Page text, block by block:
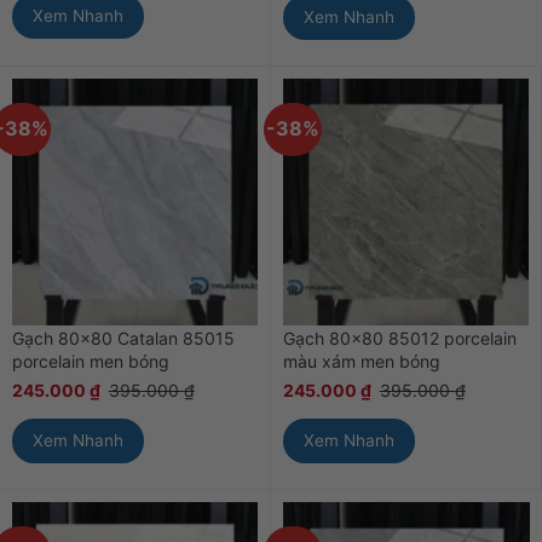
Xem Nhanh Xem Nhanh
Gạch 80×80 Catalan 85015
porcelain men bóng
245.000 ₫ 395.000₫
Xem Nhanh
-38%
Gạch 80×80 85012 porcelain
màu xám men bóng
245.000 ₫ 395.000₫
Xem Nhanh